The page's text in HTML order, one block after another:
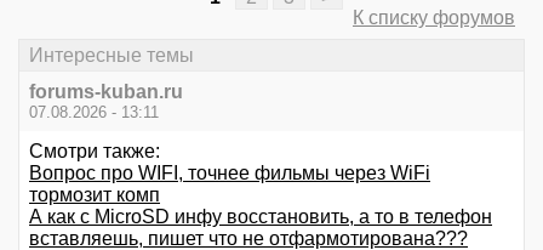
К списку форумов
Интересные темы
forums-kuban.ru
07.08.2026 - 13:11
Смотри также:
Вопрос про WIFI, точнее фильмы через WiFi
тормозит комп
А как с MicroSD инфу восстановить, а то в телефон
вставляешь, пишет что не отфармотирована???